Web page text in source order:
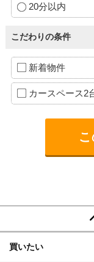
20分以内
こだわりの条件
新着物件
カースペース2
買いたい